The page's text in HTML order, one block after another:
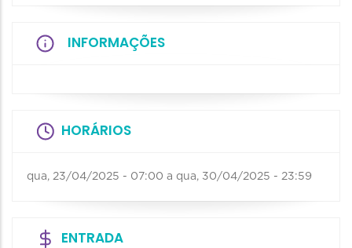
INFORMAÇÕES
HORÁRIOS
qua, 23/04/2025 - 07:00 a qua, 30/04/2025 - 23:59
ENTRADA